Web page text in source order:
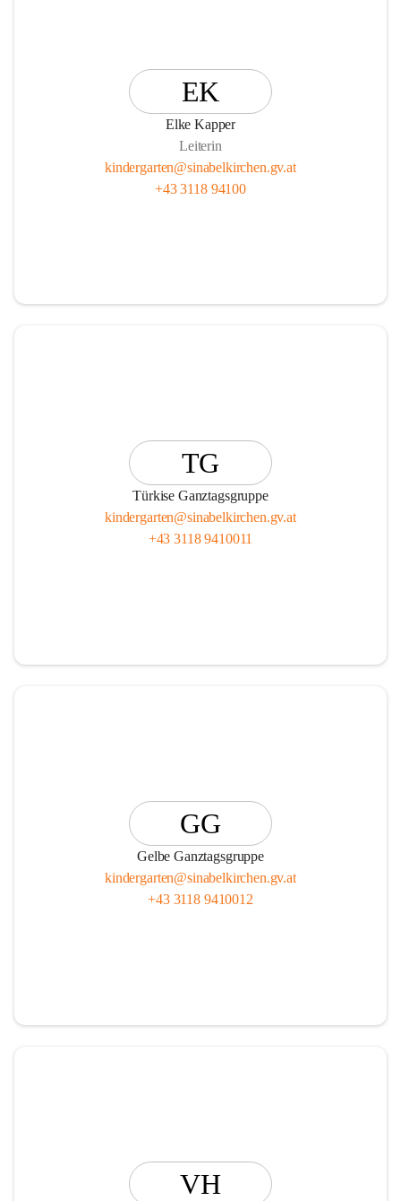
EK
Elke Kapper
Leiterin
kindergarten@sinabelkirchen.gv.at
+43 3118 94100
TG
Türkise Ganztagsgruppe
kindergarten@sinabelkirchen.gv.at
+43 3118 9410011
GG
Gelbe Ganztagsgruppe
kindergarten@sinabelkirchen.gv.at
+43 3118 9410012
VH